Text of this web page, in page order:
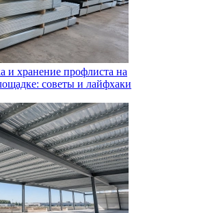
и хранение профлиста на
советы и лайфхаки